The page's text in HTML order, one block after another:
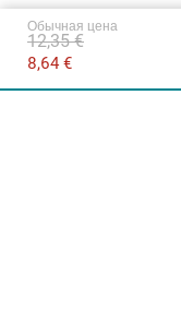
Обычная цена
8,64 €
12,35 €